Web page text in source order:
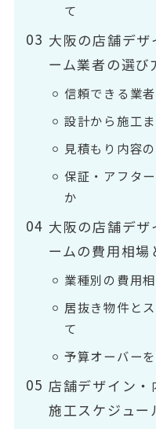
て
大阪の店舗デ
ーム業者の選び
信頼できる業
設計から施工
見積もり内容
保証・アフタ
か
大阪の店舗デ
ームの費用相場
業種別の費用
居抜き物件と
て
予算オーバー
店舗デザイン
施工スケジュー